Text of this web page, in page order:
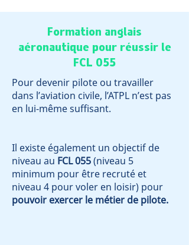
Formation anglais
aéronautique pour réussir le
FCL 055
Pour devenir pilote ou travailler
dans l’aviation civile, l’ATPL n’est pas
en lui-même suffisant.
Il existe également un objectif de
niveau au FCL 055(niveau 5
minimum pour être recruté et
niveau 4 pour voler en loisir) pour
pouvoir exercer le métier de pilote.